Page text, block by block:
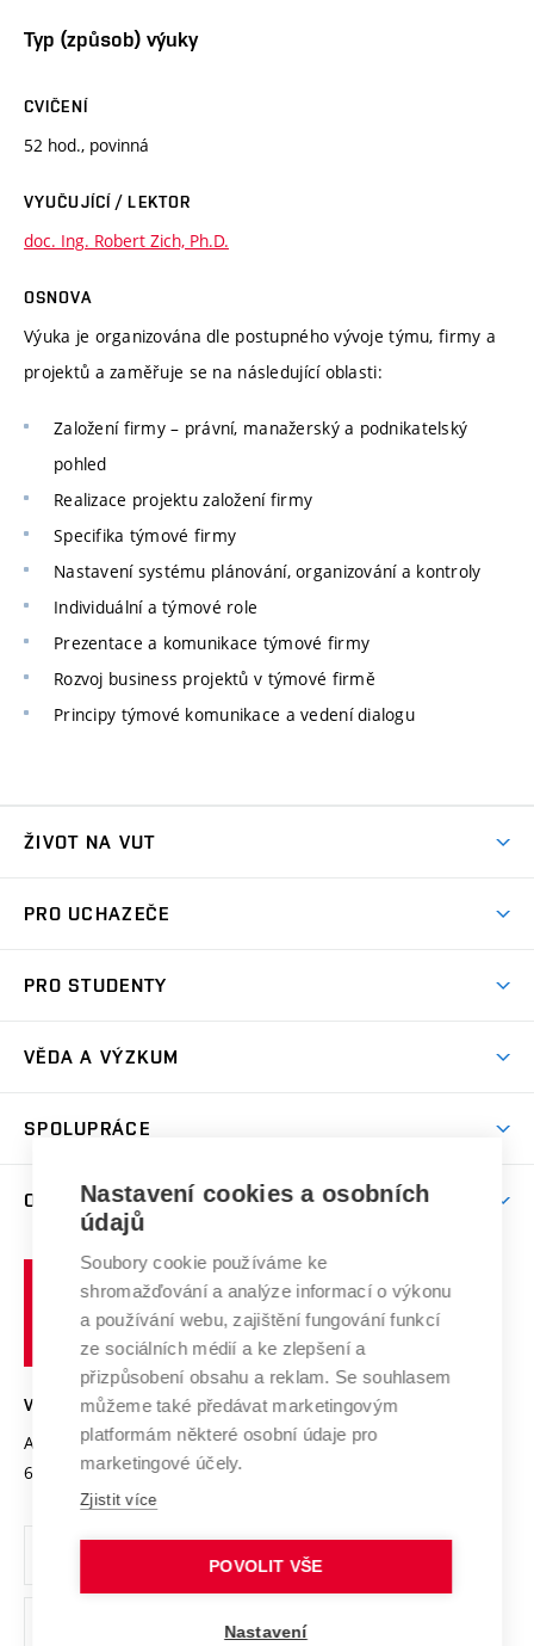
Typ (způsob) výuky
CVIČENÍ
52 hod., povinná
VYUČUJÍCÍ / LEKTOR
doc. Ing. Robert Zich, Ph.D.
OSNOVA
Výuka je organizována dle postupného vývoje týmu, firmy a
projektů a zaměřuje se na následující oblasti:
Založení firmy – právní, manažerský a podnikatelský
pohled
Realizace projektu založení firmy
Specifika týmové firmy
Nastavení systému plánování, organizování a kontroly
Individuální a týmové role
Prezentace a komunikace týmové firmy
Rozvoj business projektů v týmové firmě
Principy týmové komunikace a vedení dialogu
ŽIVOT NA VUT
Koleje
Sport na VUT
PRO UCHAZEČE
Dny otevřených dveří
Celoživotní vzdělávání
E-přihláška
PRO STUDENTY
Harmonogram akademického roku
Závěrečné práce
Doktorské studium
Zpracování osobních údajů studentů
Sociální bezpečí
Studium bez bariér
Podpora podnikání
VĚDA A VÝZKUM
Mezinárodní vědecká rada
Systém zajišťování kvality výzkumu
Výzkumné infrastruktury
Transfer znalostí
Open Science
Projekty
Projekty ze strukturálních fondů
Specifický výzkum
SPOLUPRÁCE
Zahraniční spolupráce
Spolupráce se školami
Služby univerzity
Mezinárodní dohody
Univerzitní sítě
O UNIVERZITĚ
Profil univerzity
Udržitelná univerzita
Podnikavá univerzita / ContriBUTe
Bezpečná univerzita
Vyznamenání
Organizační struktura
Ochrana osobních údajů
učení
technické
VYSOKÉ UČENÍ TECHNICKÉ V BRNĚ
Antonínská 548/1
602 00 Brno
www.vut.cz
vut@vutbr.cz
Nastavení cookies a osobních
údajů
Soubory cookie používáme ke
shromažďování a analýze informací o výkonu
a používání webu, zajištění fungování funkcí
ze sociálních médií a ke zlepšení a
přizpůsobení obsahu a reklam. Se souhlasem
můžeme také předávat marketingovým
platformám některé osobní údaje pro
marketingové účely.
Zjistit více
POVOLIT VŠE
Nastavení